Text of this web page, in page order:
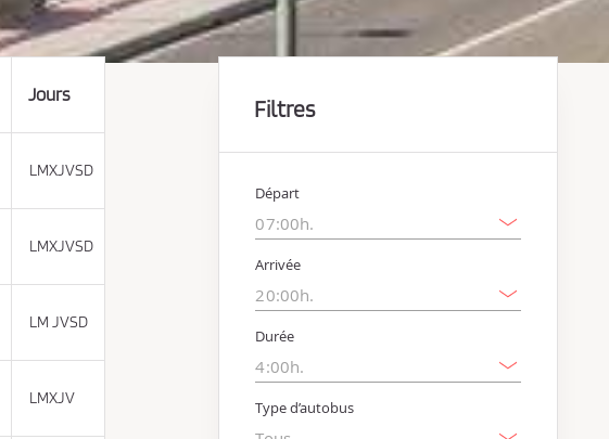
Jours
LMXJVSD
LMXJVSD
LM JVSD
LMXJV
Filtres
Départ
Arrivée
Durée
Type d’autobus